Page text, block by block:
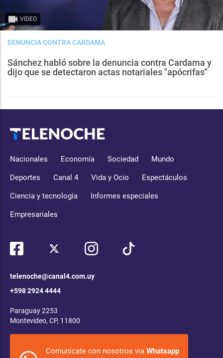
VIDEO
DENUNCIA CONTRA CARDAMA
Sánchez habló sobre la denuncia contra Cardama y
dijo que se detectaron actas notariales "apócrifas"
Nacionales Economía Sociedad Mundo
Deportes Canal 4 Vida y Ocio Espectáculos
Ciencia y tecnología Informes especiales
Empresariales
telenoche@canal4.com.uy
+598 2924 4444
Paraguay 2253
Montevideo, CP, 11800
Comunicate con nosotros via Whatsapp